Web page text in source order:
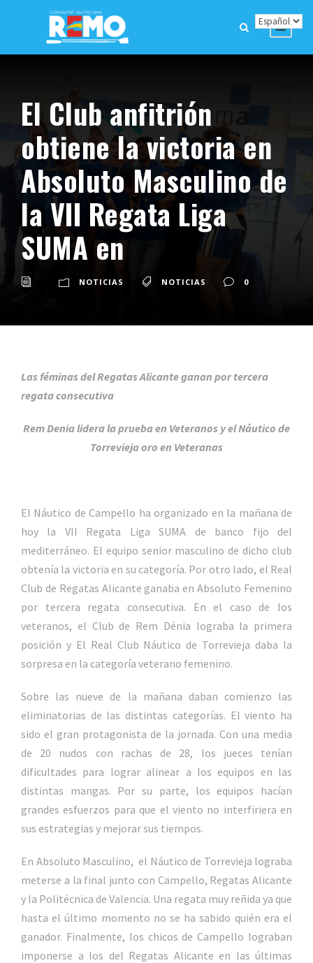
El Club anfitrión
obtiene la victoria en
Absoluto Masculino de
la VII Regata Liga
SUMA en
NOTICIAS NOTICIAS 0
Las féminas del Regatas Alicante ganan por tercera
regata consecutiva
Rem Denia lidera la prueba en Veteranos y el Náutico de
Torrevieja oro en Veteranas
El Náutico de Campello ha organizado en la mañana de
hoy la VII Regata Liga SUMA de banco fijo del
mediterráneo. El equipo senior masculino de dicho club
obtenía la victoria en su categoría. Por otro lado, el Real
Club de Regatas Alicante ganaba en Absoluto Femenino
por tercera regata consecutiva. En el caso de los
veteranos, el Club de Rem Dénia lograba la primera
posición y El Real Club Náutico de Torrevieja daba la
sorpresa en la categoría veterano femenino.
Sobre las nueve de la mañana daban comienzo las
eliminatorias de las distintas categorías. El viento ha
sido el gran protagonista de la jornada. Con una media
de 20 nudos con rachas de 28, los jueces tenían
dificultades para lograr alinear a los equipos en las
distintas mangas. Por su parte, los equipos hacían
grandes esfuerzos para que el viento no interfiriera en
sus estrategias y mejorar sus tiempos.
En Absoluto Masculino, el Náutico de Torrevieja lograba
meterse a la final junto con Campello, Regatas Alicante
y la Politécnica de Valencia. Una regata muy reñida ya que
hasta el último momento no se ha sabido quién era el
ganador. Finalmente, los chicos de Campello lograban
imponerse a los del Regatas Alicante en las últimas